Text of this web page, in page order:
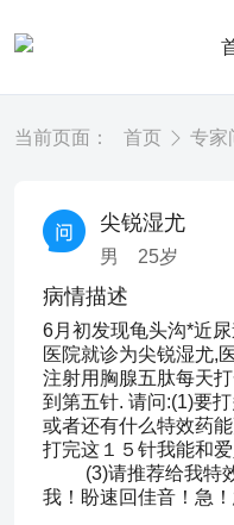
当前页面： 首页 专家
尖锐湿尤
男 25岁
病情描述
6月初发现龟头沟*近
医院就诊为尖锐湿尤,
注射用胸腺五肽每天
到第五针. 请问:(1)要
或者还有什么特效药
打完这１５针我能和
(3)请推荐给我特效
我！盼速回佳音！急！